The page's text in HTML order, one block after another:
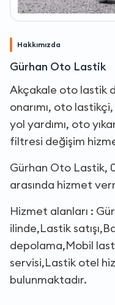
Hakkımızda
Gürhan Oto Lastik
Akçakale oto lastik
onarımı, oto
yol yardımı, oto
filtresi değişim
Gürhan Oto Lastik,
arasında hizmet
Hizmet alanları :
ilinde,Lastik
depolama,Mobil
servisi,Lastik otel
bulunmaktadır.